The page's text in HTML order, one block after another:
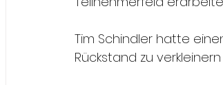
Tim Schindler hatte
Rückstand zu